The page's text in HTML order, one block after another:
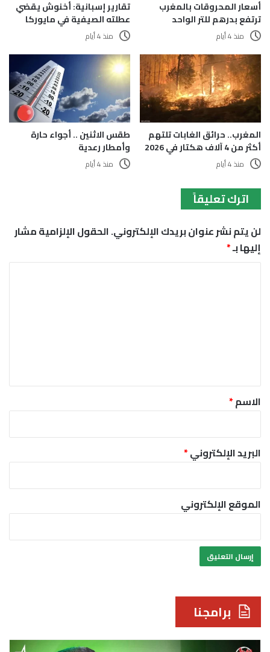
أسعار المحروقات بالمغرب
ترتفع بدرهم للتر الواحد
منذ 4 أيام
تقارير إسبانية: أخنوش يقضي
عطلته الصيفية في مايوركا
منذ 4 أيام
المغرب.. حرائق الغابات تلتهم
أكثر من 4 آلاف هكتار في 2026
منذ 4 أيام
طقس الاثنين .. أجواء حارة
وأمطار رعدية
منذ 4 أيام
اترك تعليقاً
لن يتم نشر عنوان بريدك الإلكتروني.الحقول الإلزامية مشار
إليها بـ*
*
الاسم*
البريد الإلكتروني*
الموقع الإلكتروني
برامجنا